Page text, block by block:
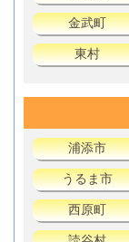
金武町
東村
浦添市
うるま市
西原町